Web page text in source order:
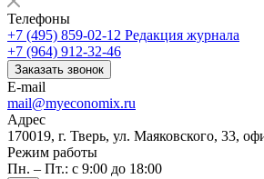
Телефоны
+7 (495) 859-02-12 Редакция журнала
+7 (964) 912-32-46
Заказать звонок
E-mail
mail@myeconomix.ru
Адрес
170019, г. Тверь, ул. Маяковского, 33,
Режим работы
Пн. – Пт.: с 9:00 до 18:00